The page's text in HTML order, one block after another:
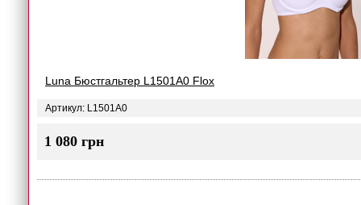
Luna Бюстгальтер L1501A0 Flox
Артикул: L1501A0
1 080 грн